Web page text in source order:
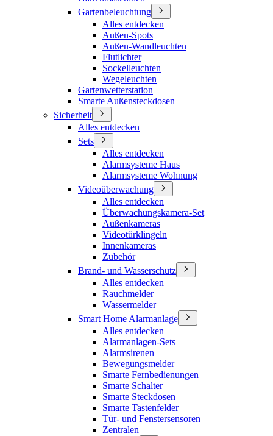
Gartenbeleuchtung
Alles entdecken
Außen-Spots
Außen-Wandleuchten
Flutlichter
Sockelleuchten
Wegeleuchten
Gartenwetterstation
Smarte Außensteckdosen
Sicherheit
Alles entdecken
Sets
Alles entdecken
Alarmsysteme Haus
Alarmsysteme Wohnung
Videoüberwachung
Alles entdecken
Überwachungskamera-Set
Außenkameras
Videotürklingeln
Innenkameras
Zubehör
Brand- und Wasserschutz
Alles entdecken
Rauchmelder
Wassermelder
Smart Home Alarmanlage
Alles entdecken
Alarmanlagen-Sets
Alarmsirenen
Bewegungsmelder
Smarte Fernbedienungen
Smarte Schalter
Smarte Steckdosen
Smarte Tastenfelder
Tür- und Fenstersensoren
Zentralen